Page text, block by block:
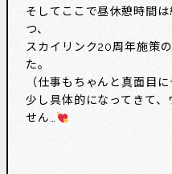
そしてここで昼休憩時間
つ、
スカイリンク20周年施策
た。
（仕事もちゃんと真面目に
少し具体的になってきて
せん…